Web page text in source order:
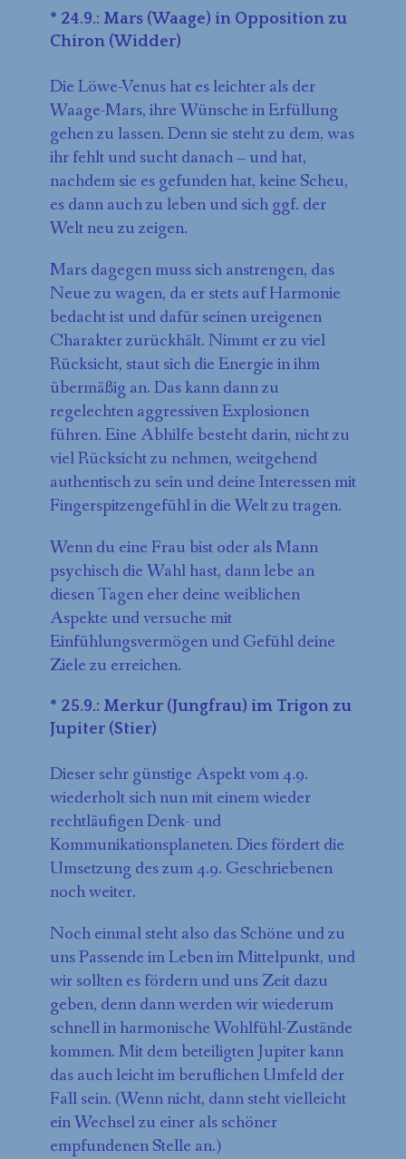
* 24.9.: Mars (Waage) in Opposition zu
Chiron (Widder)
Die Löwe-Venus hat es leichter als der
Waage-Mars, ihre Wünsche in Erfüllung
gehen zu lassen. Denn sie steht zu dem, was
ihr fehlt und sucht danach – und hat,
nachdem sie es gefunden hat, keine Scheu,
es dann auch zu leben und sich ggf. der
Welt neu zu zeigen.
Mars dagegen muss sich anstrengen, das
Neue zu wagen, da er stets auf Harmonie
bedacht ist und dafür seinen ureigenen
Charakter zurückhält. Nimmt er zu viel
Rücksicht, staut sich die Energie in ihm
übermäßig an. Das kann dann zu
regelechten aggressiven Explosionen
führen. Eine Abhilfe besteht darin, nicht zu
viel Rücksicht zu nehmen, weitgehend
authentisch zu sein und deine Interessen mit
Fingerspitzengefühl in die Welt zu tragen.
Wenn du eine Frau bist oder als Mann
psychisch die Wahl hast, dann lebe an
diesen Tagen eher deine weiblichen
Aspekte und versuche mit
Einfühlungsvermögen und Gefühl deine
Ziele zu erreichen.
* 25.9.: Merkur (Jungfrau) im Trigon zu
Jupiter (Stier)
Dieser sehr günstige Aspekt vom 4.9.
wiederholt sich nun mit einem wieder
rechtläufigen Denk- und
Kommunikationsplaneten. Dies fördert die
Umsetzung des zum 4.9. Geschriebenen
noch weiter.
Noch einmal steht also das Schöne und zu
uns Passende im Leben im Mittelpunkt, und
wir sollten es fördern und uns Zeit dazu
geben, denn dann werden wir wiederum
schnell in harmonische Wohlfühl-Zustände
kommen. Mit dem beteiligten Jupiter kann
das auch leicht im beruflichen Umfeld der
Fall sein. (Wenn nicht, dann steht vielleicht
ein Wechsel zu einer als schöner
empfundenen Stelle an.)